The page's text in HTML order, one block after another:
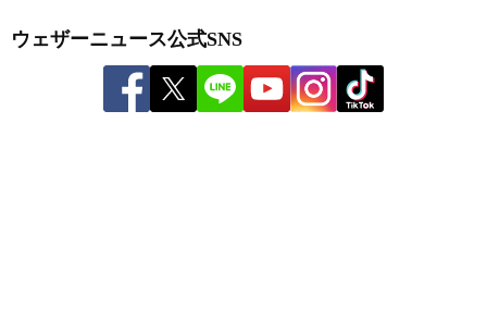
ウェザーニュース公式SNS